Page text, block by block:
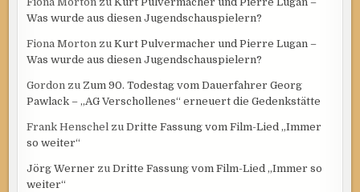
Was wurde aus diesen Jugendschauspielern?
Fiona Morton zuKurt Pulvermacher und Pierre Lugan –
Was wurde aus diesen Jugendschauspielern?
Gordon zu Zum 90. Todestag vom Dauerfahrer Georg
Pawlack – „AG Verschollenes“ erneuert die Gedenkstätte
Frank Henschel zuDritte Fassung vom Film-Lied „Immer
so weiter“
Jörg Werner zuDritte Fassung vom Film-Lied „Immer so
weiter“